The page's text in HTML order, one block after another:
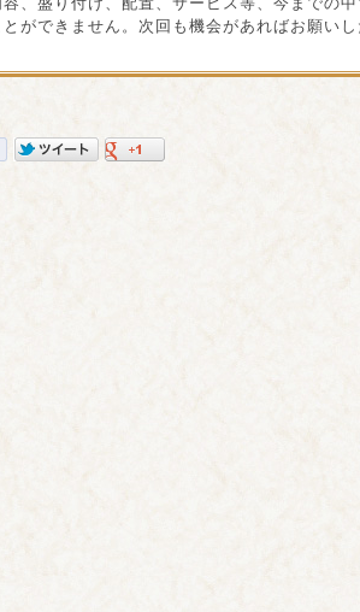
ができません。次回も機会があればお願いし